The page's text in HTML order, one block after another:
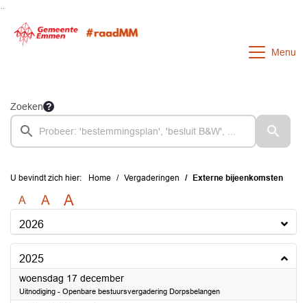
Menu
Zoeken
U bevindt zich hier: Home Vergaderingen Externe bijeenkomsten
A A A
2026
2025
woensdag 17 december2025
Uitnodiging - Openbare bestuursvergadering Dorpsbelangen